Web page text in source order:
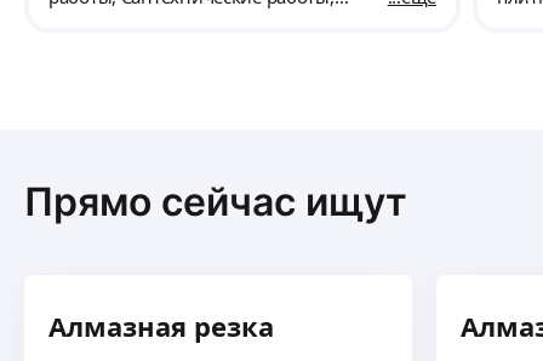
Прямо сейчас ищут
Алмазная резка